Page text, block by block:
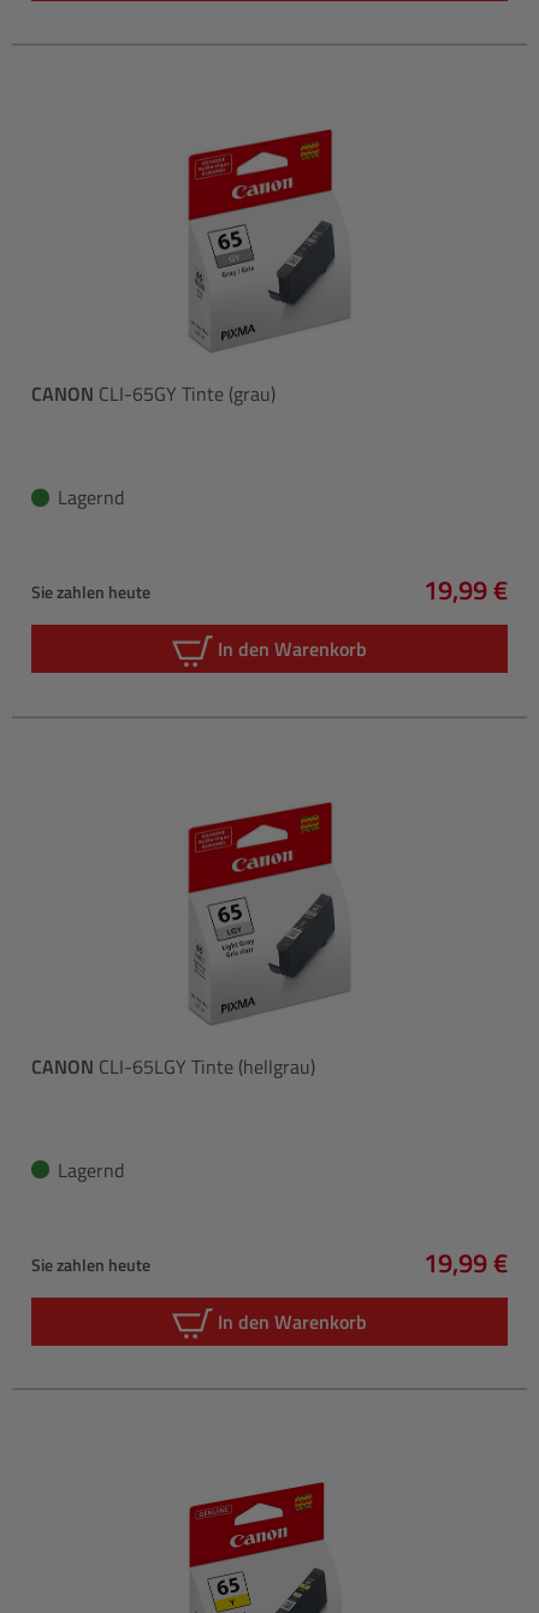
CANON CLI-65GY Tinte (grau)
Lagernd
Sie zahlen heute 19,99 €
In den Warenkorb
CANON CLI-65LGY Tinte (hellgrau)
Lagernd
Sie zahlen heute 19,99 €
In den Warenkorb